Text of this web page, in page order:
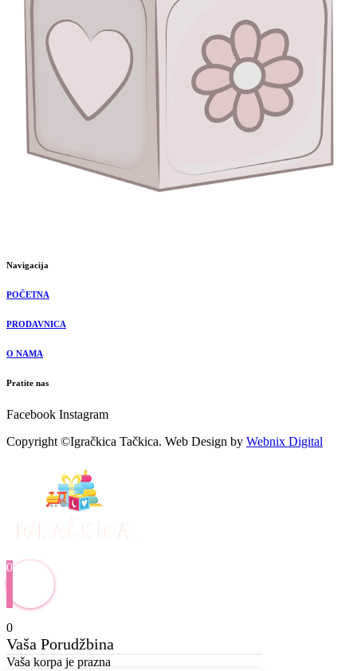
Navigacija
POČETNA
PRODAVNICA
O NAMA
Pratite nas
Facebook Instagram
Copyright ©Igračkica Tačkica. Web Design by Webnix Digital
0
0
Vaša Porudžbina
Vaša korpa je prazna